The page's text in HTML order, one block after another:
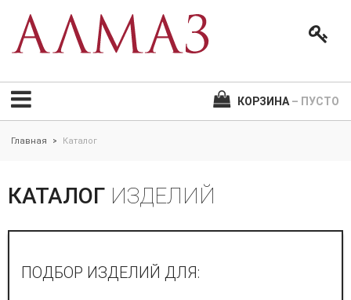
КОРЗИНА – ПУСТО
Главная > Каталог
КАТАЛОГ ИЗДЕЛИЙ
ПОДБОР ИЗДЕЛИЙ ДЛЯ: